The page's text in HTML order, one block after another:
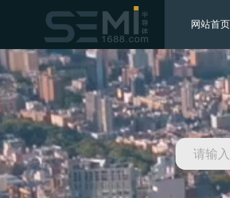
网站首页